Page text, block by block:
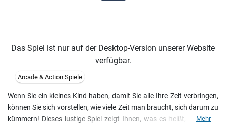
Das Spiel ist nur auf der Desktop-Version unserer Website
verfügbar.
Arcade & Action Spiele
Wenn Sie ein kleines Kind haben, damit Sie alle Ihre Zeit verbringen,
können Sie sich vorstellen, wie viele Zeit man braucht, sich darum zu
kümmern! Dieses lustige Spiel zeigt Ihnen, was es heißt, Kinder zu
Mehr